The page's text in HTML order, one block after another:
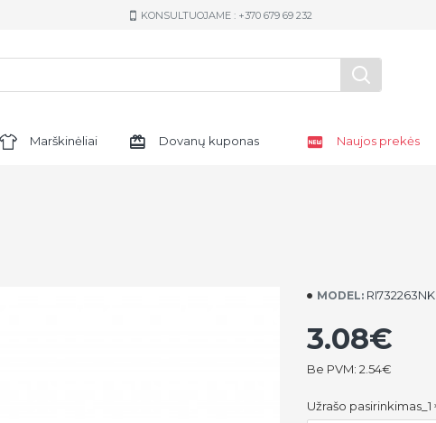
KONSULTUOJAME : +370 679 69 232
Marškinėliai Dovanų kuponas Naujos prekės
MODEL: RI732263NK
3.08€
Be PVM: 2.54€
Užrašo pasirinkimas_1